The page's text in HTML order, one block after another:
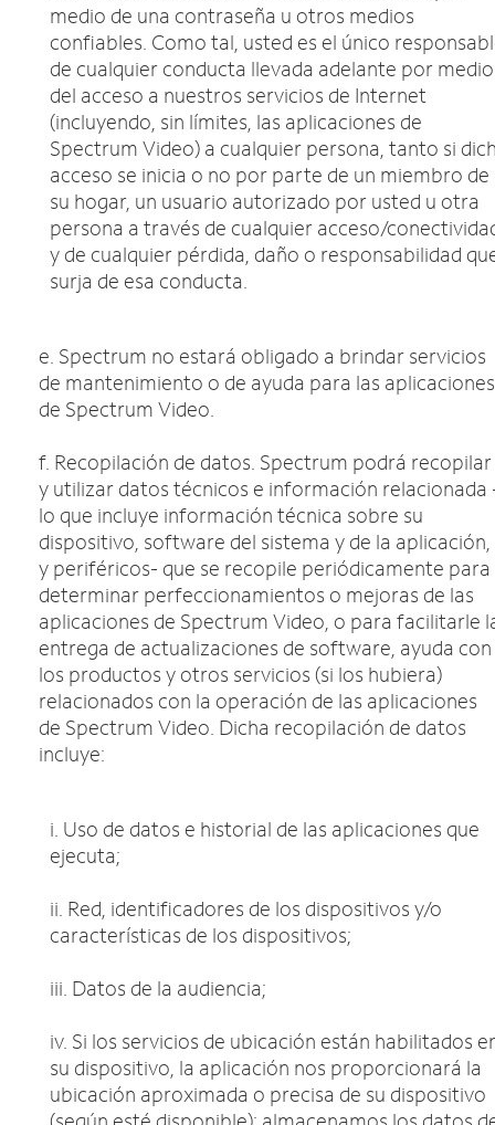
medio de una contraseña u otros medios
confiables. Como tal, usted es el único
de cualquier conducta llevada adelante por medio
del acceso a nuestros servicios de Internet
(incluyendo, sin límites, las aplicaciones de
Spectrum Video) a cualquier persona, tanto si
acceso se inicia o no por parte de un miembro de
su hogar, un usuario autorizado por usted u otra
persona a través de cualquier acceso/
y de cualquier pérdida, daño o responsabilidad
surja de esa conducta.
e. Spectrum no estará obligado a brindar servicios
de mantenimiento o de ayuda para las aplicaciones
de Spectrum Video.
f. Recopilación de datos. Spectrum podrá recopilar
y utilizar datos técnicos e información relacionada
lo que incluye información técnica sobre su
dispositivo, software del sistema y de la aplicación,
y periféricos- que se recopile periódicamente para
determinar perfeccionamientos o mejoras de las
aplicaciones de Spectrum Video, o para facilitarle
entrega de actualizaciones de software, ayuda con
los productos y otros servicios (si los hubiera)
relacionados con la operación de las aplicaciones
de Spectrum Video. Dicha recopilación de datos
incluye:
i. Uso de datos e historial de las aplicaciones que
ejecuta;
ii. Red, identificadores de los dispositivos y/o
características de los dispositivos;
iii. Datos de la audiencia;
iv. Si los servicios de ubicación están habilitados
su dispositivo, la aplicación nos proporcionará la
ubicación aproximada o precisa de su dispositivo